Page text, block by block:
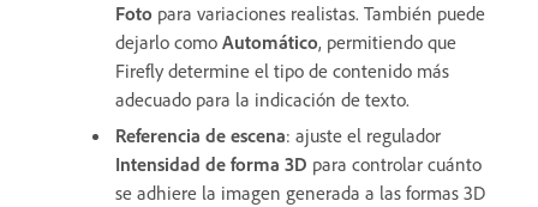
Foto para variaciones realistas. También puede
dejarlo como Automático, permitiendo que
Firefly determine el tipo de contenido más
adecuado para la indicación de texto.
Referencia de escena: ajuste el regulador
Intensidad de forma 3D para controlar cuánto
se adhiere la imagen generada a las formas 3D